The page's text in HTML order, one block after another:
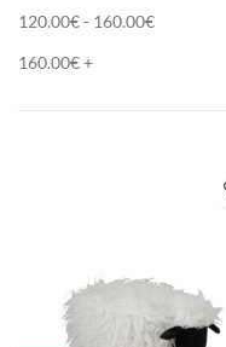
120.00€- 160.00€
160.00€+